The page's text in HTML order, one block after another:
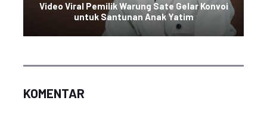
Video Viral Pemilik Warung Sate Gelar Konvoi
untuk Santunan Anak Yatim
KOMENTAR